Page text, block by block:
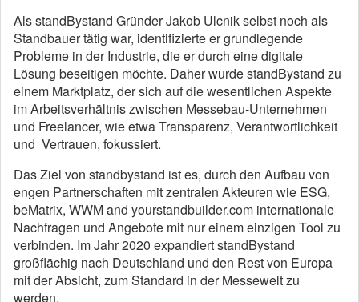
Als standBystand Gründer Jakob Ulcnik selbst noch als
Standbauer tätig war, identifizierte er grundlegende
Probleme in der Industrie, die er durch eine digitale
Lösung beseitigen möchte. Daher wurde standBystand zu
einem Marktplatz, der sich auf die wesentlichen Aspekte
im Arbeitsverhältnis zwischen Messebau-Unternehmen
und Freelancer, wie etwa Transparenz, Verantwortlichkeit
und Vertrauen, fokussiert.
Das Ziel von standbystand ist es, durch den Aufbau von
engen Partnerschaften mit zentralen Akteuren wie ESG,
beMatrix, WWM and yourstandbuilder.com internationale
Nachfragen und Angebote mit nur einem einzigen Tool zu
verbinden. Im Jahr 2020 expandiert standBystand
großflächig nach Deutschland und den Rest von Europa
mit der Absicht, zum Standard in der Messewelt zu
werden.